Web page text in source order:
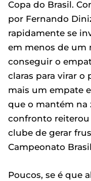
Copa do Brasil.
por Fernando
rapidamente se
em menos de um
conseguir o
claras para virar o
mais um empate
que o mantém na
confronto
clube de gerar
Campeonato
Poucos, se é que